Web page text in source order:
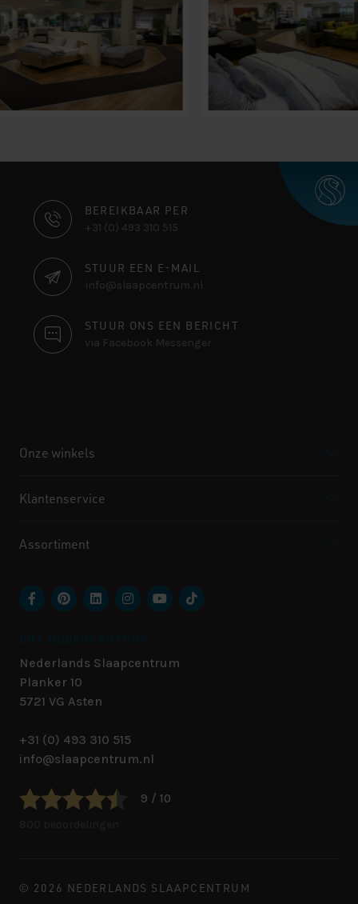
CONTACT
INFORMATIE
BEREIKBAAR PER
+31 (0) 493 310 515
STUUR EEN E-MAIL
info@slaapcentrum.nl
STUUR ONS EEN BERICHT
via Facebook Messenger
Onze winkels
Klantenservice
Assortiment
Nederlands Slaapcentrum
Planker 10
5721 VG Asten
+31 (0) 493 310 515
info@slaapcentrum.nl
9 / 10
© 2026 NEDERLANDS SLAAPCENTRUM